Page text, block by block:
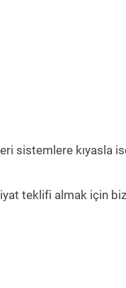
sistemlere kıyasla
teklifi almak için